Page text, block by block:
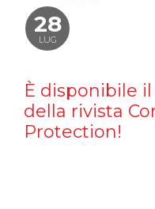
28
LUG
È disponibile
della rivista
Protection!